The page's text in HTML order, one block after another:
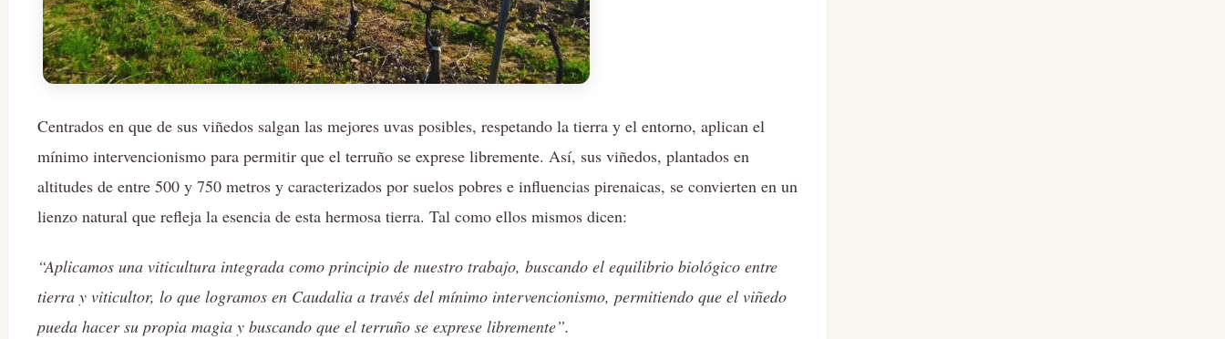
Centrados en que de sus viñedos salgan las mejores uvas posibles, respetando la tierra y el entorno, aplican el
mínimo intervencionismo para permitir que el terruño se exprese libremente. Así, sus viñedos, plantados en
altitudes de entre 500 y 750 metros y caracterizados por suelos pobres e influencias pirenaicas, se convierten en un
lienzo natural que refleja la esencia de esta hermosa tierra. Tal como ellos mismos dicen:
“Aplicamos una viticultura integrada como principio de nuestro trabajo, buscando el equilibrio biológico entre
tierra y viticultor, lo que logramos en Caudalia a través del mínimo intervencionismo, permitiendo que el viñedo
pueda hacer su propia magia y buscando que el terruño se exprese libremente”.